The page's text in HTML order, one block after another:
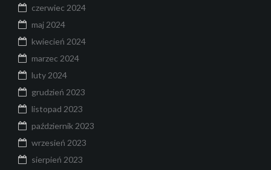
czerwiec 2024
maj 2024
kwiecień 2024
marzec 2024
luty 2024
grudzień 2023
listopad 2023
październik 2023
wrzesień 2023
sierpień 2023